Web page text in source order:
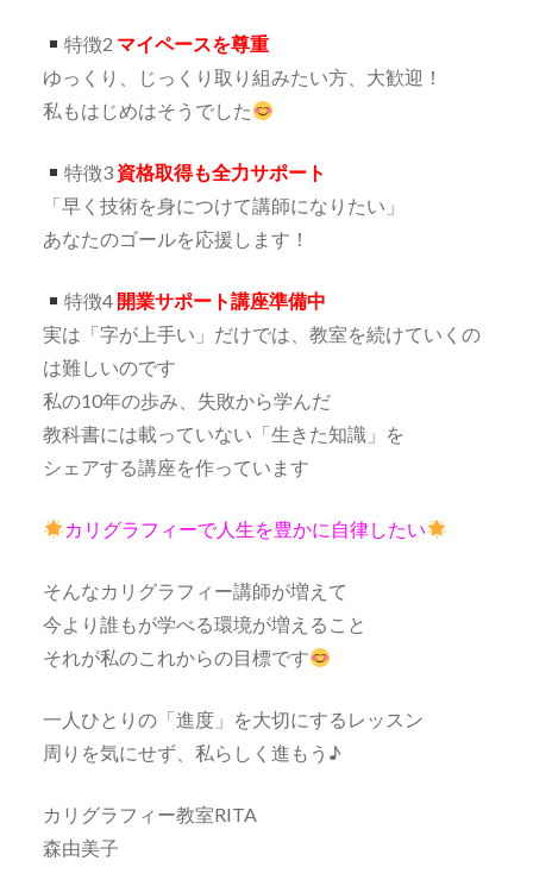
特徴2 マイペースを尊重
ゆっくり、じっくり取り組みたい方、大歓迎！
私もはじめはそうでした
特徴3 資格取得も全力サポート
「早く技術を身につけて講師になりたい」
あなたのゴールを応援します！
特徴4 開業サポート講座準備中
実は「字が上手い」だけでは、教室を続けていくの
は難しいのです
私の10年の歩み、失敗から学んだ
教科書には載っていない「生きた知識」を
シェアする講座を作っています
カリグラフィーで人生を豊かに自律したい
そんなカリグラフィー講師が増えて
今より誰もが学べる環境が増えること
それが私のこれからの目標です
一人ひとりの「進度」を大切にするレッスン
周りを気にせず、私らしく進もう♪
カリグラフィー教室RITA
森由美子